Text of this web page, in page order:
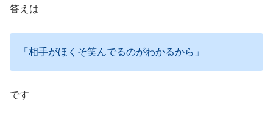
答えは
「相手がほくそ笑んでるのがわかるから」
です